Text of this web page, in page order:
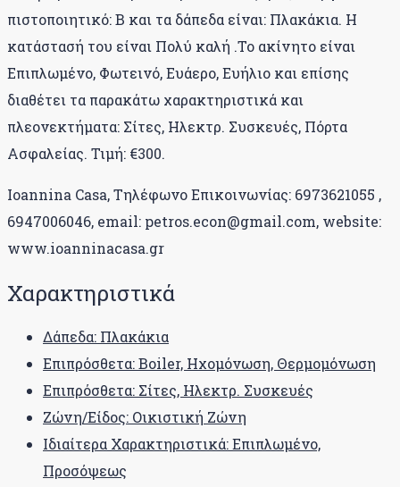
πιστοποιητικό: Β και τα δάπεδα είναι: Πλακάκια. Η
κατάστασή του είναι Πολύ καλή .Το ακίνητο είναι
Επιπλωμένο, Φωτεινό, Ευάερο, Ευήλιο και επίσης
διαθέτει τα παρακάτω χαρακτηριστικά και
πλεονεκτήματα: Σίτες, Ηλεκτρ. Συσκευές, Πόρτα
Ασφαλείας. Τιμή: €300.
Ioannina Casa, Τηλέφωνο Επικοινωνίας: 6973621055 ,
6947006046, email: petros.econ@gmail.com, website:
www.ioanninacasa.gr
Χαρακτηριστικά
Δάπεδα: Πλακάκια
Επιπρόσθετα: Boiler, Ηχομόνωση, Θερμομόνωση
Επιπρόσθετα: Σίτες, Ηλεκτρ. Συσκευές
Ζώνη/Είδος: Οικιστική Ζώνη
Ιδιαίτερα Χαρακτηριστικά: Επιπλωμένο,
Προσόψεως